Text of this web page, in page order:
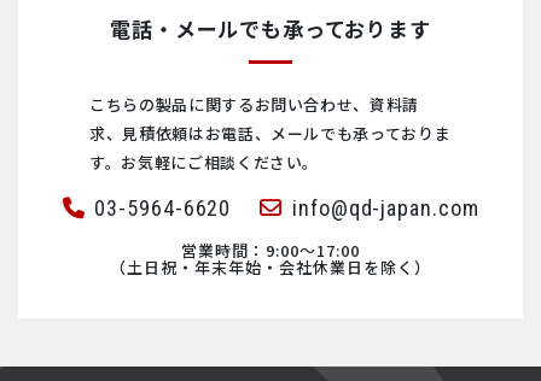
ハイパフォーマンス原子間力顕微鏡 DriveAFM
ナノリサーチ原子間力顕微鏡 FlexAFM
コンパクト原子間力顕微鏡 NaioAFM
コンパクト走査型トンネル顕微鏡 NaioSTM
対物レンズ型原子間力顕微鏡 LensAFM
ハイパフォーマンス原子間力顕微鏡 DriveAFM
abberior STAR
abberior LIVE
abberior FLUX
Fluid.iO社製 インライン式 粘度計 ビスコスコープ®
Fluid.iO社製 インライン式 ガスセンサZMFシリーズ
I-GRAPHX社製 プロセス連続測定対応 マイクロガスクロマ
TeslatronPT
TeslatronPT Plus
SpectromagPT
電話・メールでも承っております
こちらの製品に関するお問い合わせ、資料請
求、見積依頼はお電話、メールでも承っておりま
す。お気軽にご相談ください。
03-5964-6620 info@qd-japan.com
営業時間：9:00〜17:00
（土日祝・年末年始・会社休業日を除く）